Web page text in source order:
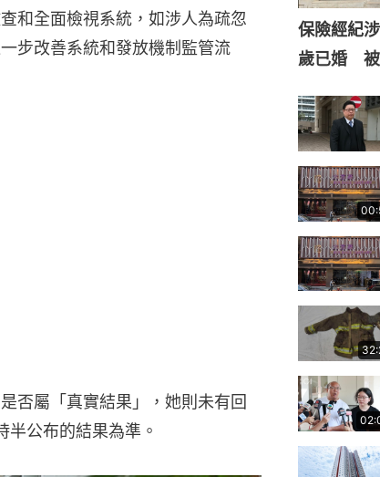
和全面檢視系統，如涉人為疏忽
步改善系統和發放機制監管流
否屬「真實結果」，她則未有回
半公布的結果為準。
保險經紀
歲已婚 被